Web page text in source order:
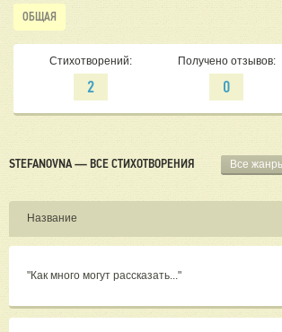
ОБЩАЯ
Стихотворений:
2
Получено отзывов:
0
STEFANOVNA — ВСЕ СТИХОТВОРЕНИЯ Все
Название
"Как много могут рассказать..."